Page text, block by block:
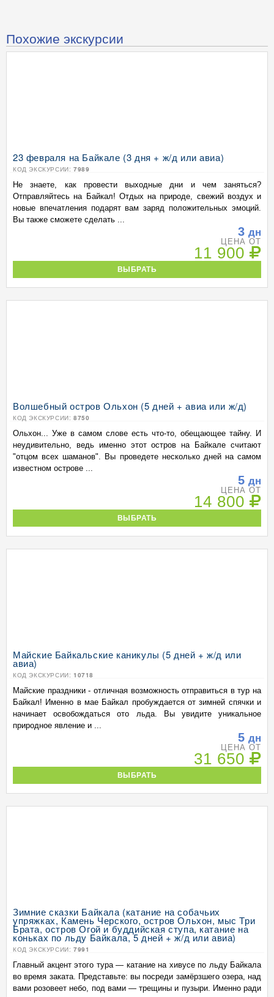
Похожие экскурсии
23 февраля на Байкале (3 дня + ж/д или авиа)
КОД ЭКСКУРСИИ: 7989
Не знаете, как провести выходные дни и чем заняться?
Отправляйтесь на Байкал! Отдых на природе, свежий воздух и
новые впечатления подарят вам заряд положительных эмоций.
Вы также сможете сделать ...
3 дн
ЦЕНА ОТ
11 900
ВЫБРАТЬ
Волшебный остров Ольхон (5 дней + авиа или ж/д)
КОД ЭКСКУРСИИ: 8750
Ольхон... Уже в самом слове есть что-то, обещающее тайну. И
неудивительно, ведь именно этот остров на Байкале считают
"отцом всех шаманов". Вы проведете несколько дней на самом
известном острове ...
5 дн
ЦЕНА ОТ
14 800
ВЫБРАТЬ
Майские Байкальские каникулы (5 дней + ж/д или
авиа)
КОД ЭКСКУРСИИ: 10718
Майские праздники - отличная возможность отправиться в тур на
Байкал! Именно в мае Байкал пробуждается от зимней спячки и
начинает освобождаться ото льда. Вы увидите уникальное
природное явление и ...
5 дн
ЦЕНА ОТ
31 650
ВЫБРАТЬ
Зимние сказки Байкала (катание на собачьих
упряжках, Камень Черского, остров Ольхон, мыс Три
Брата, остров Огой и буддийская ступа, катание на
коньках по льду Байкала, 5 дней + ж/д или авиа)
КОД ЭКСКУРСИИ: 7991
Главный акцент этого тура — катание на хивусе по льду Байкала
во время заката. Представьте: вы посреди замёрзшего озера, над
вами розовеет небо, под вами — трещины и пузыри. Именно ради